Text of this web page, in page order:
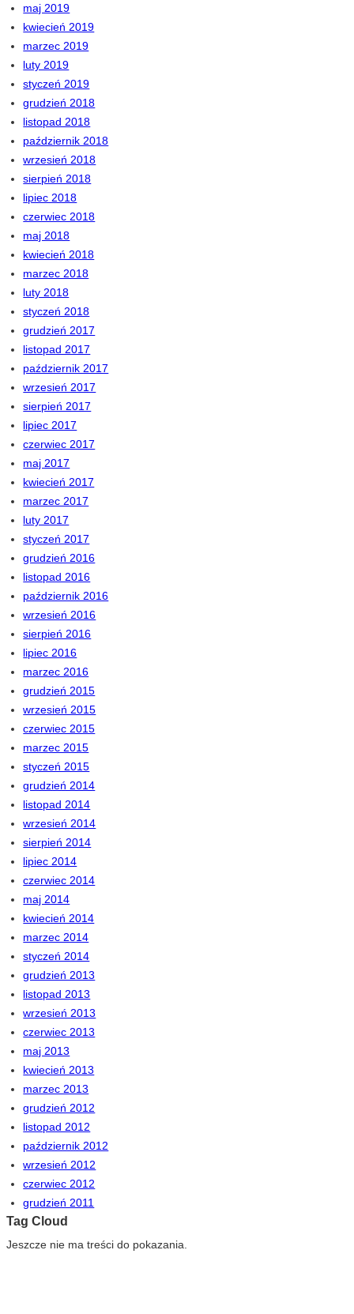
maj 2019
kwiecień 2019
marzec 2019
luty 2019
styczeń 2019
grudzień 2018
listopad 2018
październik 2018
wrzesień 2018
sierpień 2018
lipiec 2018
czerwiec 2018
maj 2018
kwiecień 2018
marzec 2018
luty 2018
styczeń 2018
grudzień 2017
listopad 2017
październik 2017
wrzesień 2017
sierpień 2017
lipiec 2017
czerwiec 2017
maj 2017
kwiecień 2017
marzec 2017
luty 2017
styczeń 2017
grudzień 2016
listopad 2016
październik 2016
wrzesień 2016
sierpień 2016
lipiec 2016
marzec 2016
grudzień 2015
wrzesień 2015
czerwiec 2015
marzec 2015
styczeń 2015
grudzień 2014
listopad 2014
wrzesień 2014
sierpień 2014
lipiec 2014
czerwiec 2014
maj 2014
kwiecień 2014
marzec 2014
styczeń 2014
grudzień 2013
listopad 2013
wrzesień 2013
czerwiec 2013
maj 2013
kwiecień 2013
marzec 2013
grudzień 2012
listopad 2012
październik 2012
wrzesień 2012
czerwiec 2012
grudzień 2011
Tag Cloud
Jeszcze nie ma treści do pokazania.